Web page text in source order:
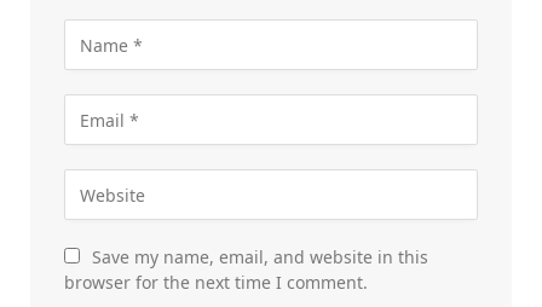
Save my name, email, and website in this
browser for the next time I comment.